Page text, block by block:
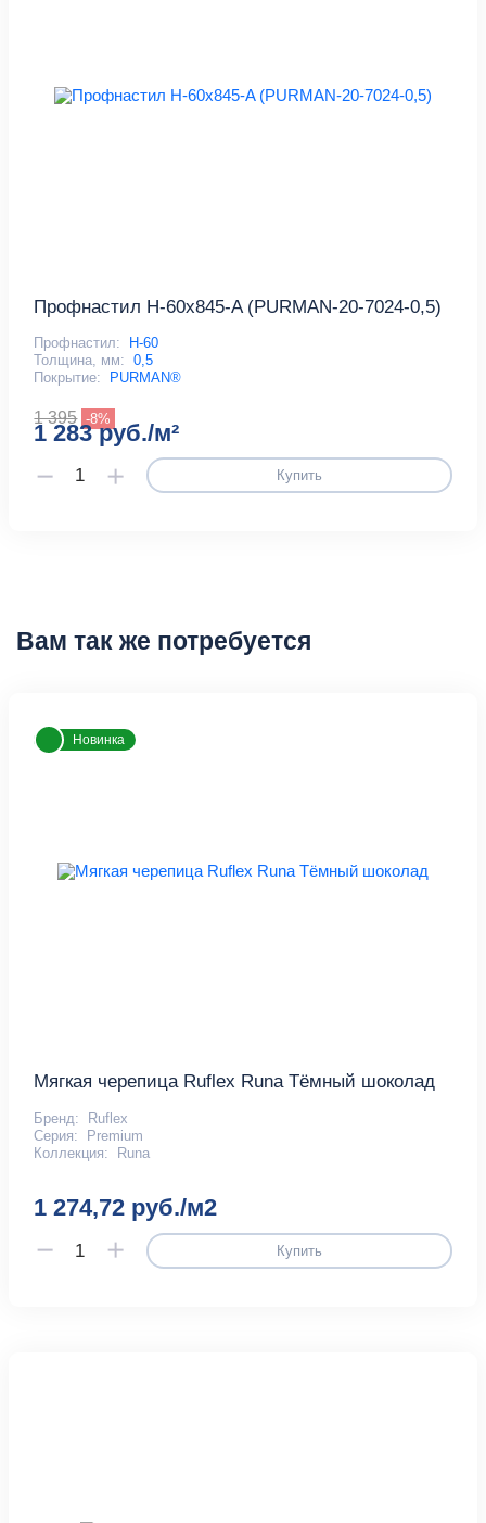
Профнастил Н-60x845-A (PURMAN-20-7024-0,5)
Профнастил:
Н-60
Толщина, мм: 0,5
Покрытие:
PURMAN®
1 395 -8%
1 283 руб./м²
Купить
Вам так же потребуется
Новинка
Мягкая черепица Ruflex Runa Тёмный шоколад
Бренд:
Ruflex
Серия:
Premium
Коллекция:
Runa
1 274,72 руб./м2
Купить